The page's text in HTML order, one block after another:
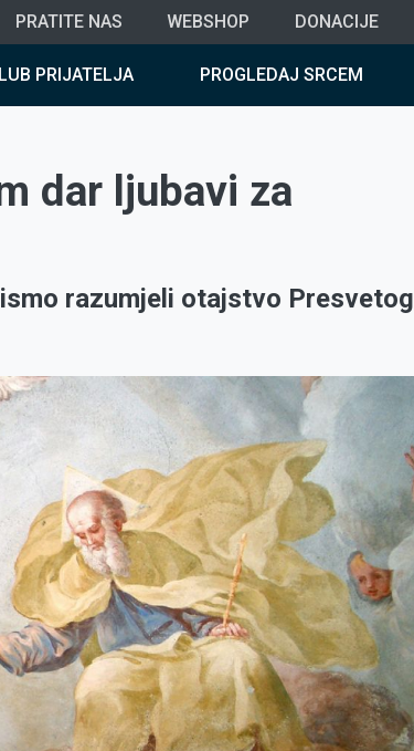
PRATITE NAS WEBSHOP DONACIJE
PRIJATELJA PROGLEDAJ SRCEM
dar ljubavi za
razumjeli otajstvo Presvetog